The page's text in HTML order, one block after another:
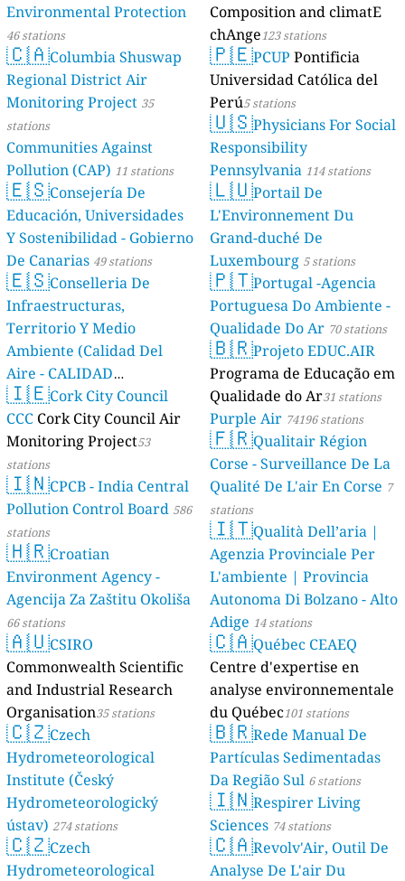
Environmental Protection
46 stations
🇨🇦Columbia Shuswap
Regional District Air
Monitoring Project 35
stations
Communities Against
Pollution (CAP) 11 stations
🇪🇸Consejería De
Educación, Universidades
Y Sostenibilidad - Gobierno
De Canarias 49 stations
🇪🇸Conselleria De
Infraestructuras,
Territorio Y Medio
Ambiente (Calidad Del
Aire - CALIDAD
AMBIENTAL) 23 stations
🇮🇪Cork City Council
CCC Cork City Council Air
Monitoring Project53
stations
🇮🇳CPCB - India Central
Pollution Control Board 586
stations
🇭🇷Croatian
Environment Agency -
Agencija Za Zaštitu Okoliša
66 stations
🇦🇺CSIRO
Commonwealth Scientific
and Industrial Research
Organisation35 stations
🇨🇿Czech
Hydrometeorological
Institute (Český
Hydrometeorologický
ústav) 274 stations
🇨🇿Czech
Hydrometeorological
Composition and climatE
chAnge123 stations
🇵🇪PCUP Pontificia
Universidad Católica del
Perú5 stations
🇺🇸Physicians For Social
Responsibility
Pennsylvania 114 stations
🇱🇺Portail De
L'Environnement Du
Grand-duché De
Luxembourg 5 stations
🇵🇹Portugal -Agencia
Portuguesa Do Ambiente -
Qualidade Do Ar 70 stations
🇧🇷Projeto EDUC.AIR
Programa de Educação em
Qualidade do Ar31 stations
Purple Air 74196 stations
🇫🇷Qualitair Région
Corse - Surveillance De La
Qualité De L'air En Corse 7
stations
🇮🇹Qualità Dell’aria |
Agenzia Provinciale Per
L'ambiente | Provincia
Autonoma Di Bolzano - Alto
Adige 14 stations
🇨🇦Québec CEAEQ
Centre d'expertise en
analyse environnementale
du Québec101 stations
🇧🇷Rede Manual De
Partículas Sedimentadas
Da Região Sul 6 stations
🇮🇳Respirer Living
Sciences 74 stations
🇨🇦Revolv'Air, Outil De
Analyse De L'air Du